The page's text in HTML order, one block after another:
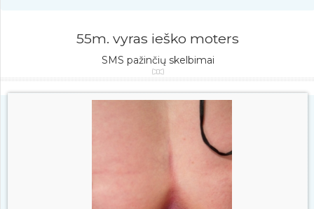
55m. vyras ieško moters
SMS pažinčių skelbimai